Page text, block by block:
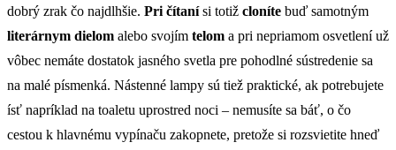
dobrý zrak čo najdlhšie. Pri čítanísi totiž cloníte buď samotným
literárnym dielom alebo svojím telom a pri nepriamom osvetlení už
vôbec nemáte dostatok jasného svetla pre pohodlné sústredenie sa
na malé písmenká. Nástenné lampy sú tiež praktické, ak potrebujete
ísť napríklad na toaletu uprostred noci – nemusíte sa báť, o čo
cestou k hlavnému vypínaču zakopnete, pretože si rozsvietite hneď